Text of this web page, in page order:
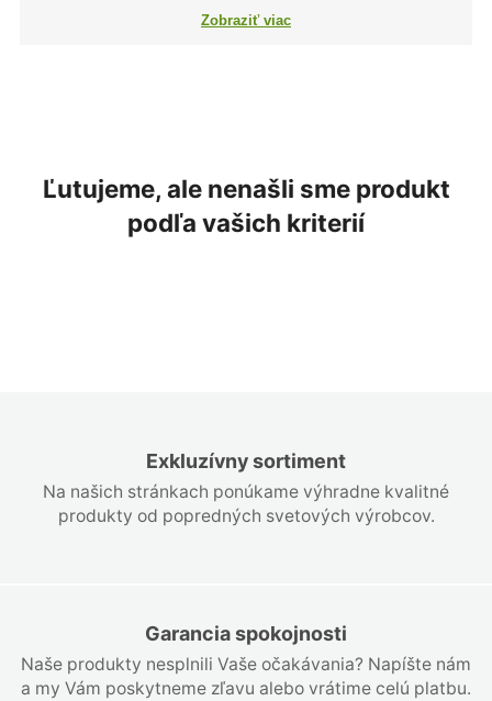
Exkluzívny sortiment
Na našich stránkach ponúkame výhradne kvalitné
produkty od popredných svetových výrobcov.
Garancia spokojnosti
Naše produkty nesplnili Vaše očakávania? Napíšte nám
a my Vám poskytneme zľavu alebo vrátime celú platbu.
Ľutujeme, ale nenašli sme produkt
podľa vašich kriterií